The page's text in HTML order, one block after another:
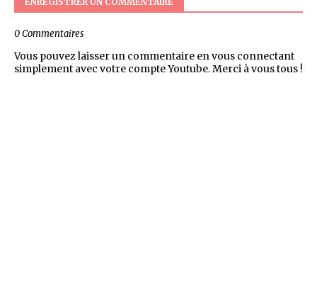
0 Commentaires
Vous pouvez laisser un commentaire en vous connectant
simplement avec votre compte Youtube. Merci à vous tous !